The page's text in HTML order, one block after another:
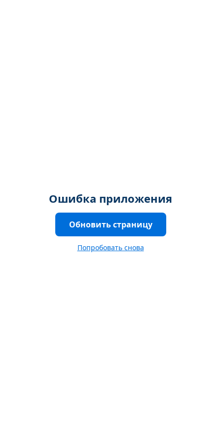
Ошибка приложения
Обновить страницу
Попробовать снова